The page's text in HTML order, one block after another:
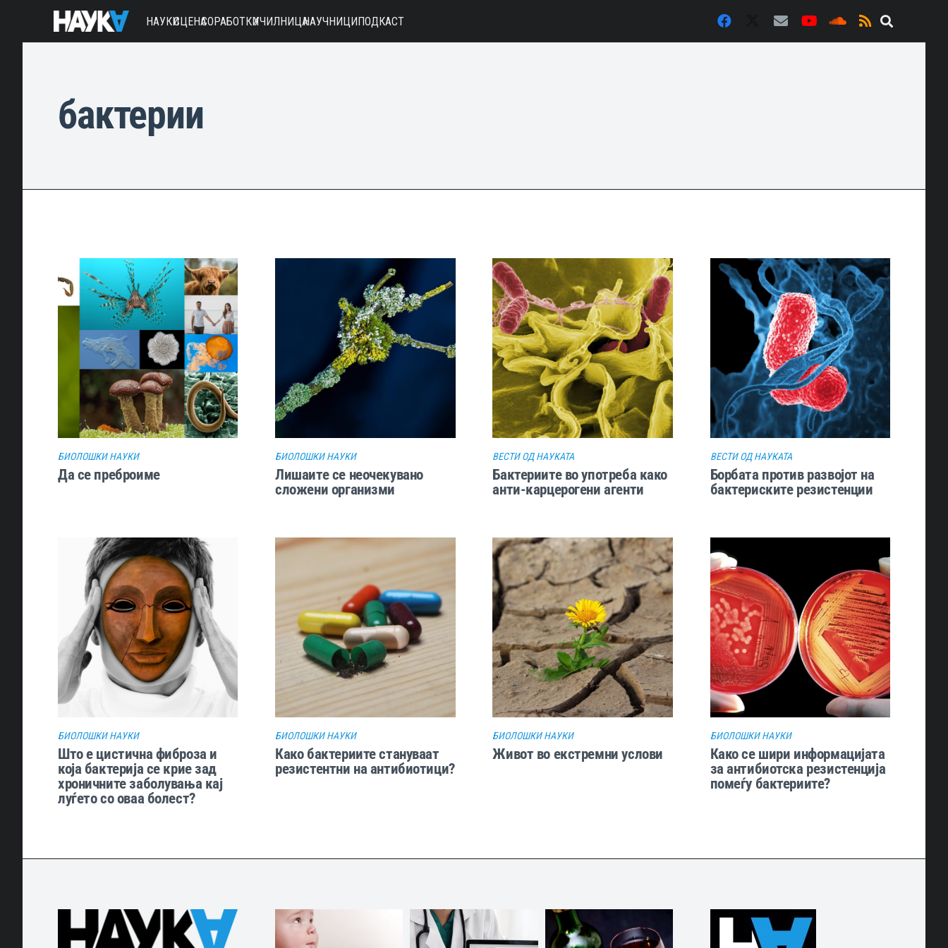
НАУКИСЦЕНАСОРАБОТКИУЧИЛНИЦАНАУЧНИЦИПОДКАСТ
бактерии
БИОЛОШКИ НАУКИ
Да се преброиме
БИОЛОШКИ НАУКИ
Лишаите се неочекувано
сложени организми
ВЕСТИ ОД НАУКАТА
Бактериите во употреба како
анти-карцерогени агенти
ВЕСТИ ОД НАУКАТА
Борбата против развојот на
бактериските резистенции
БИОЛОШКИ НАУКИ
Што е цистична фиброза и
која бактерија се крие зад
хроничните заболувања кај
луѓето со оваа болест?
БИОЛОШКИ НАУКИ
Како бактериите стануваат
резистентни на антибиотици?
БИОЛОШКИ НАУКИ
Живот во екстремни услови
БИОЛОШКИ НАУКИ
Како се шири информацијата
за антибиотска резистенција
помеѓу бактериите?